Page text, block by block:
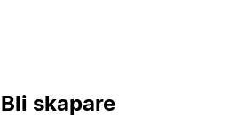
Bli skapare